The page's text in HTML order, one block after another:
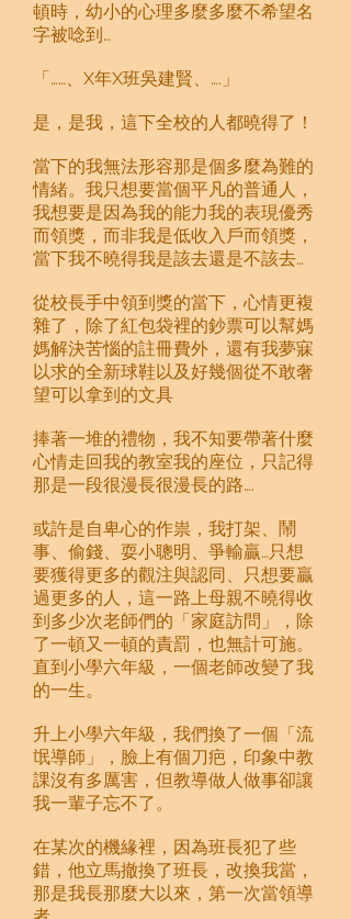
頓時，幼小的心理多麼多麼不希望名
字被唸到…
「……、X年X班吳建賢、….」
是，是我，這下全校的人都曉得了！
當下的我無法形容那是個多麼為難的
情緒。我只想要當個平凡的普通人，
我想要是因為我的能力我的表現優秀
而領獎，而非我是低收入戶而領獎，
當下我不曉得我是該去還是不該去…
從校長手中領到獎的當下，心情更複
雜了，除了紅包袋裡的鈔票可以幫媽
媽解決苦惱的註冊費外，還有我夢寐
以求的全新球鞋以及好幾個從不敢奢
望可以拿到的文具
捧著一堆的禮物，我不知要帶著什麼
心情走回我的教室我的座位，只記得
那是一段很漫長很漫長的路….
或許是自卑心的作祟，我打架、鬧
事、偷錢、耍小聰明、爭輸贏…只想
要獲得更多的觀注與認同、只想要贏
過更多的人，這一路上母親不曉得收
到多少次老師們的「家庭訪問」，除
了一頓又一頓的責罰，也無計可施。
直到小學六年級，一個老師改變了我
的一生。
升上小學六年級，我們換了一個「流
氓導師」，臉上有個刀疤，印象中教
課沒有多厲害，但教導做人做事卻讓
我一輩子忘不了。
在某次的機緣裡，因為班長犯了些
錯，他立馬撤換了班長，改換我當，
那是我長那麼大以來，第一次當領導